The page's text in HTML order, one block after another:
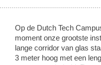
Op de Dutch Tech
moment onze grootste
lange corridor van glas
3 meter hoog met een